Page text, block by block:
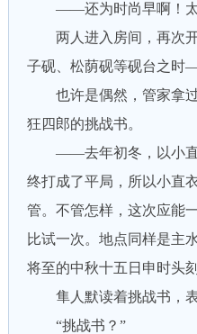
——还为时尚早啊！太
两人进入房间，再次开
子砚、松荫砚等砚台之
也许是偶然，管家拿过
狂四郎的挑战书。
——去年初冬，以小直
终打成了平局，所以小直
管。不管怎样，这次应能
比试一次。地点同样是主
将至的中秋十五日申时头
隼人默读着挑战书，表
“挑战书？”